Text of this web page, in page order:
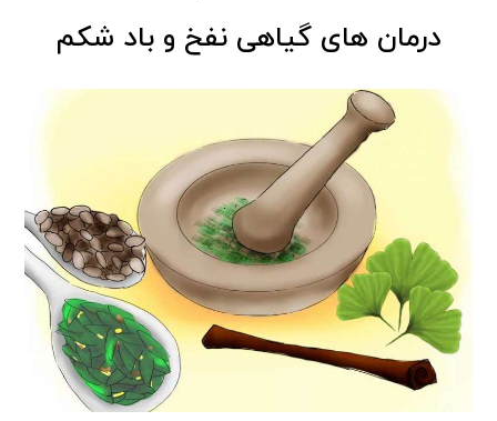
درمان های گیاهی نفخ و باد شکم